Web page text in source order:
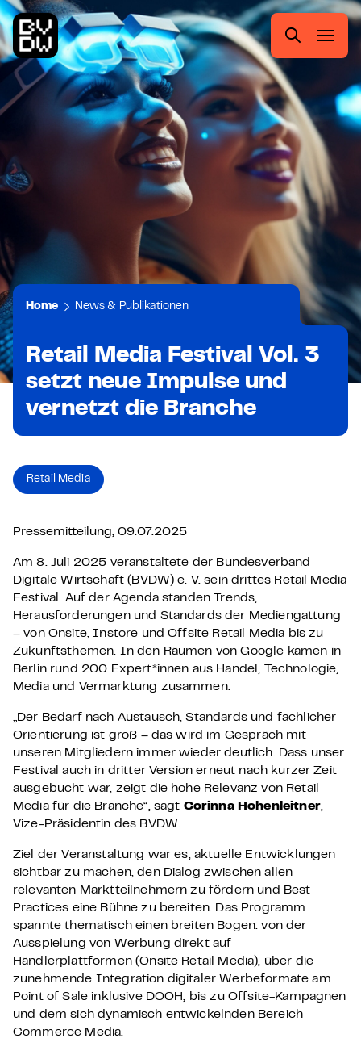
Zum
Hauptmenü
springen
Zur
Suche
springen
Zum
Inhalt
springen
Zum
Footer
springen
Home News & Publikationen
Retail Media Festival Vol. 3
setzt neue Impulse und
vernetzt die Branche
Retail Media
Pressemitteilung, 09.07.2025
Am 8. Juli 2025 veranstaltete der Bundesverband
Digitale Wirtschaft (BVDW) e. V. sein drittes Retail Media
Festival. Auf der Agenda standen Trends,
Herausforderungen und Standards der Mediengattung
– von Onsite, Instore und Offsite Retail Media bis zu
Zukunftsthemen. In den Räumen von Google kamen in
Berlin rund 200 Expert*innen aus Handel, Technologie,
Media und Vermarktung zusammen.
„Der Bedarf nach Austausch, Standards und fachlicher
Orientierung ist groß – das wird im Gespräch mit
unseren Mitgliedern immer wieder deutlich. Dass unser
Festival auch in dritter Version erneut nach kurzer Zeit
ausgebucht war, zeigt die hohe Relevanz von Retail
Media für die Branche“, sagt Corinna Hohenleitner,
Vize-Präsidentin des BVDW.
Ziel der Veranstaltung war es, aktuelle Entwicklungen
sichtbar zu machen, den Dialog zwischen allen
relevanten Marktteilnehmern zu fördern und Best
Practices eine Bühne zu bereiten. Das Programm
spannte thematisch einen breiten Bogen: von der
Ausspielung von Werbung direkt auf
Händlerplattformen (Onsite Retail Media), über die
zunehmende Integration digitaler Werbeformate am
Point of Sale inklusive DOOH, bis zu Offsite-Kampagnen
und dem sich dynamisch entwickelnden Bereich
Commerce Media.